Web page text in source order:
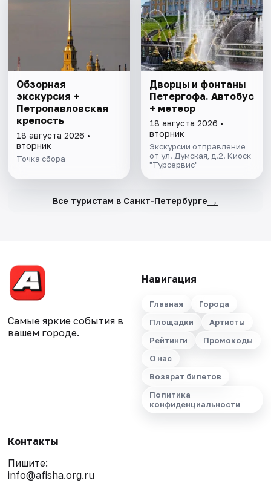
Обзорная
экскурсия +
Петропавловская
крепость
18 августа 2026 •
вторник
Точка сбора
Дворцы и фонтаны
Петергофа. Автобус
+ метеор
18 августа 2026 •
вторник
Экскурсии отправление
от ул. Думская, д.2. Киоск
"Турсервис"
Все туристам в Санкт-Петербурге →
Самые яркие события в
вашем городе.
Навигация
Главная
Города
Площадки
Артисты
Рейтинги
Промокоды
О нас
Возврат билетов
Политика
конфиденциальности
Контакты
Пишите:
info@afisha.org.ru